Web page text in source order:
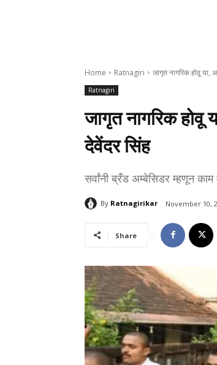
Home Ratnagiri जागृत नागरिक होवू या,
Ratnagiri
जागृत नागरिक होवू
देवेंदर सिंह
सर्वांनी ब्रँड अम्बेसिडर म्हणून
By Ratnagirikar November 10,
Share